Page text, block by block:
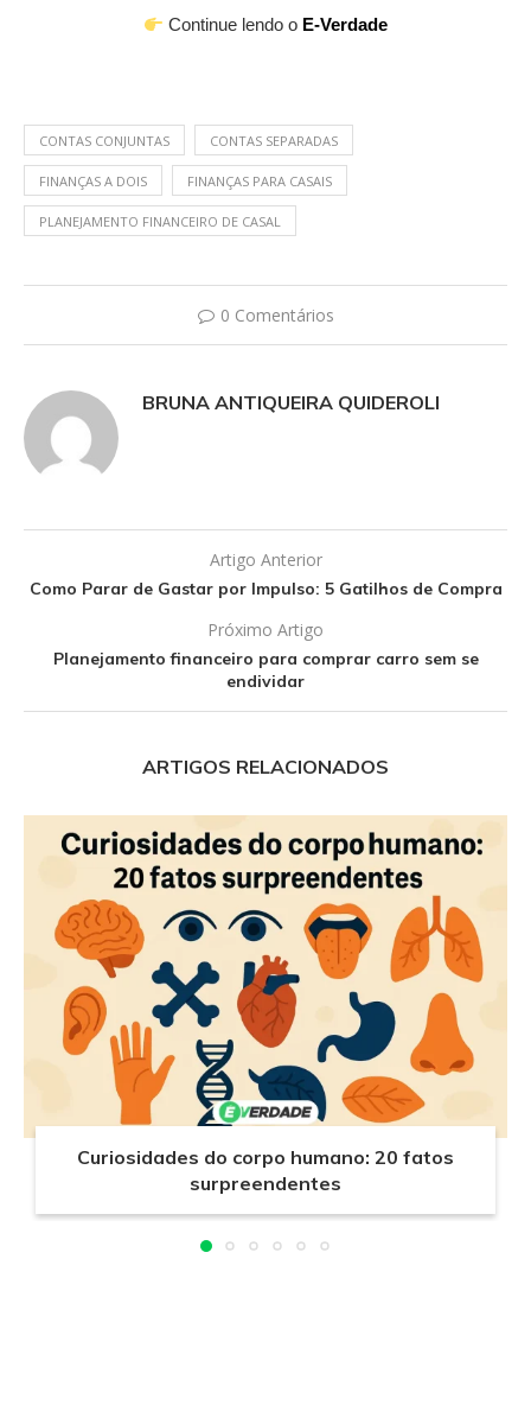
Continue lendo o E-Verdade
CONTAS CONJUNTAS CONTAS SEPARADAS
FINANÇAS A DOIS FINANÇAS PARA CASAIS
PLANEJAMENTO FINANCEIRO DE CASAL
0 Comentários
BRUNA ANTIQUEIRA QUIDEROLI
Artigo Anterior
Como Parar de Gastar por Impulso: 5 Gatilhos de Compra
Próximo Artigo
Planejamento financeiro para comprar carro sem se
endividar
ARTIGOS RELACIONADOS
Curiosidades do corpo humano: 20 fatos
surpreendentes